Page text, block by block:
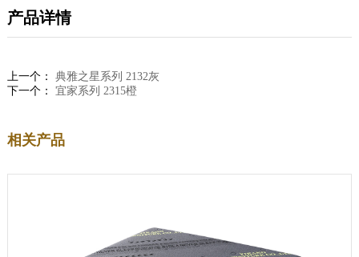
产品详情
上一个： 典雅之星系列 2132灰
下一个： 宜家系列 2315橙
相关产品